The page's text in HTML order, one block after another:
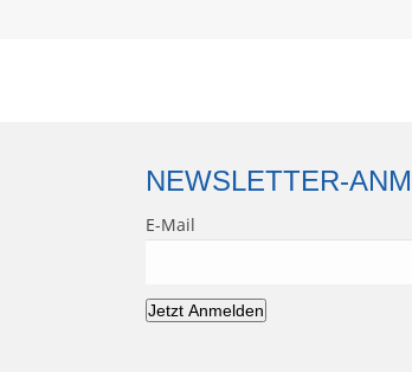
NEWSLETTER-
E-Mail
Jetzt Anmelden